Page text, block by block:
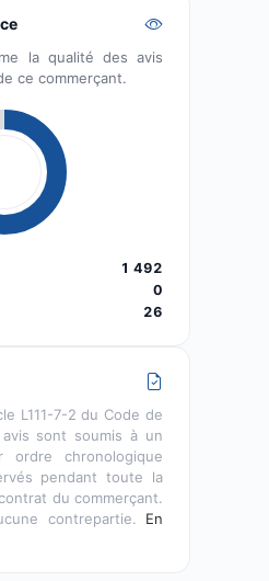
la qualité des avis
ce commerçant.
1 492
0
26
L111-7-2 du Code de
sont soumis à un
ordre chronologique
pendant toute la
du commerçant.
contrepartie. En